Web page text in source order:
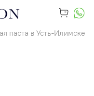
паста в Усть-Илимске